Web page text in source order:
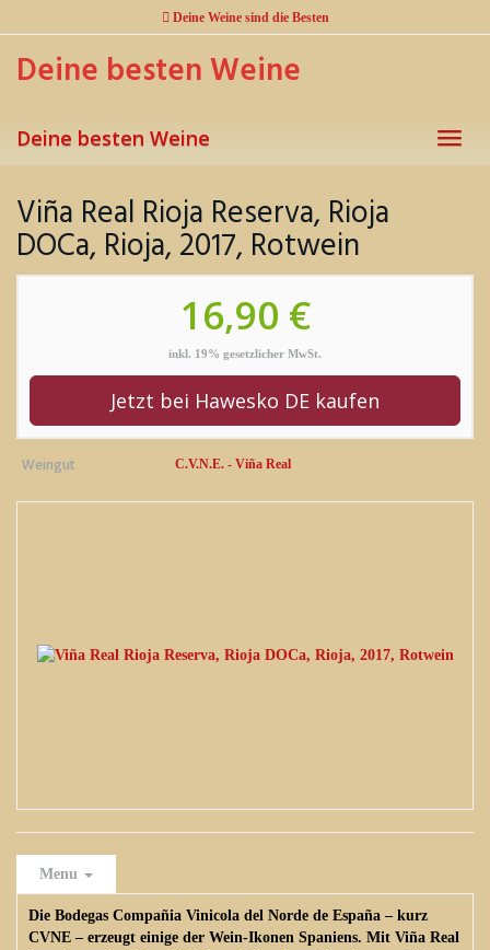
to
content
Deine Weine sind die Besten
Deine besten Weine
Toggle
Deine besten Weine
Viña Real Rioja Reserva, Rioja
DOCa, Rioja, 2017, Rotwein
16,90 €
inkl. 19% gesetzlicher MwSt.
Jetzt bei Hawesko DE kaufen
Weingut C.V.N.E. - Viña Real
Menu
Die Bodegas Compañia Vinicola del Norde de España – kurz
CVNE – erzeugt einige der Wein-Ikonen Spaniens. Mit Viña Real